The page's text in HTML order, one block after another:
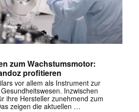
zum Wachstumsmotor:
profitieren
vor allem als Instrument zur
Inzwischen
ihre Hersteller zunehmend zum
zeigen die aktuellen …